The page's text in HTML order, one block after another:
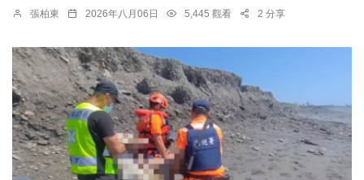
張柏東 2026年八月06日 5,445 觀看 2 分享